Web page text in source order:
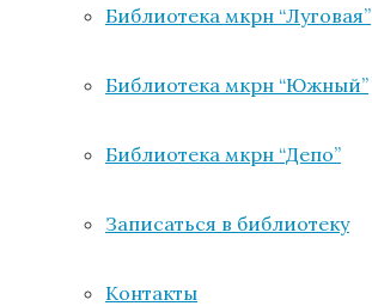
Библиотека мкрн “Луговая”
Библиотека мкрн “Южный”
Библиотека мкрн “Депо”
Записаться в библиотеку
Контакты